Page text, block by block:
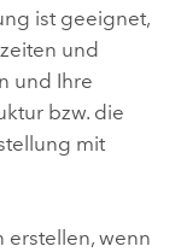
ist geeignet,
und
und Ihre
bzw. die
mit
erstellen, wenn